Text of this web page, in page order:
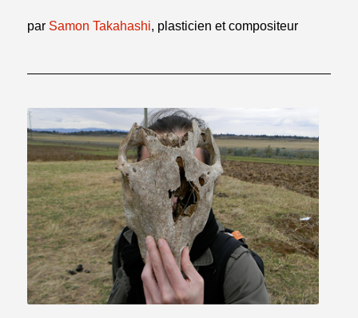
par Samon Takahashi, plasticien et compositeur